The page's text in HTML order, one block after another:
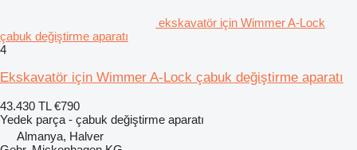
ekskavatör için Wimmer A-Lock
çabuk değiştirme aparatı
4
Ekskavatör için Wimmer A-Lock çabuk değiştirme aparatı
43.430 TL €790
Yedek parça - çabuk değiştirme aparatı
Almanya, Halver